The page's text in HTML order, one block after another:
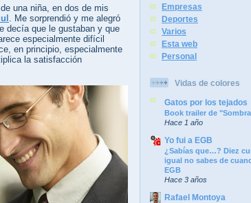
una niña, en dos de mis
. Me sorprendió y me alegró
decía que le gustaban y que
especialmente difícil
en principio, especialmente
la satisfacción
Empresas
Deportes
Varios
Esta web
Personal
Vidas de colores
Gatos por los tejados
Book trailer de
Hace 1 año
Yo fui a EGB
¿Sabías que…? Diez
igual no sabes de
EGB
Hace 3 años
Rafael Montoya